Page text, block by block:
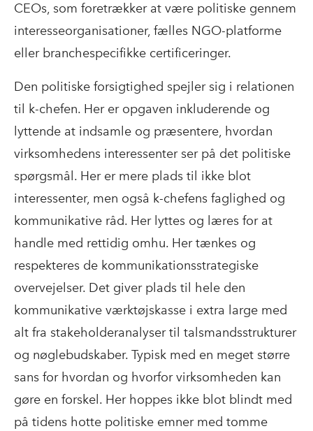
CEOs, som foretrækker at være politiske gennem
interesseorganisationer, fælles NGO-platforme
eller branchespecifikke certificeringer.
Den politiske forsigtighed spejler sig i relationen
til k-chefen. Her er opgaven inkluderende og
lyttende at indsamle og præsentere, hvordan
virksomhedens interessenter ser på det politiske
spørgsmål. Her er mere plads til ikke blot
interessenter, men også k-chefens faglighed og
kommunikative råd. Her lyttes og læres for at
handle med rettidig omhu. Her tænkes og
respekteres de kommunikationsstrategiske
overvejelser. Det giver plads til hele den
kommunikative værktøjskasse i extra large med
alt fra stakeholderanalyser til talsmandsstrukturer
og nøglebudskaber. Typisk med en meget større
sans for hvordan og hvorfor virksomheden kan
gøre en forskel. Her hoppes ikke blot blindt med
på tidens hotte politiske emner med tomme